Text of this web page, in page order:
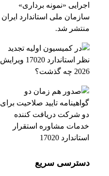
دسترسی سریع